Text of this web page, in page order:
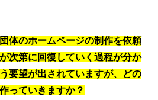
体のホームページの制作を依頼
次第に回復していく過程が分か
要望が出されていますが、どの
っていきますか？